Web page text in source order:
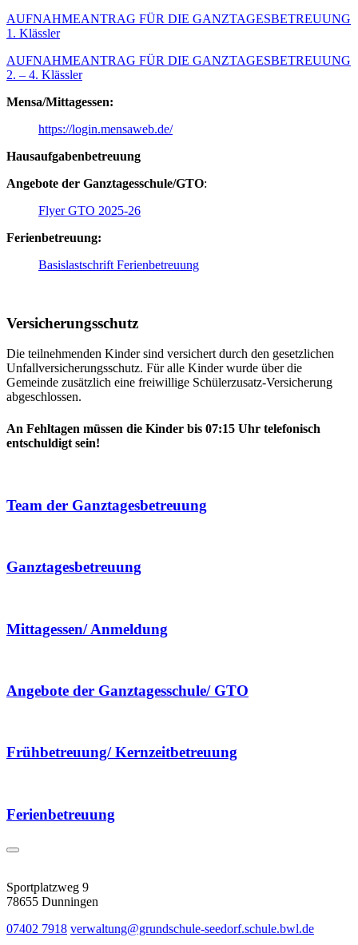
AUFNAHMEANTRAG FÜR DIE GANZTAGESBETREUUNG
1. Klässler
AUFNAHMEANTRAG FÜR DIE GANZTAGESBETREUUNG
2. – 4. Klässler
Mensa/Mittagessen:
https://login.mensaweb.de/
Hausaufgabenbetreuung
Angebote der Ganztagesschule/GTO:
Flyer GTO 2025-26
Ferienbetreuung:
Basislastschrift Ferienbetreuung
Versicherungsschutz
Die teilnehmenden Kinder sind versichert durch den gesetzlichen
Unfallversicherungsschutz. Für alle Kinder wurde über die
Gemeinde zusätzlich eine freiwillige Schülerzusatz-Versicherung
abgeschlossen.
An Fehltagen müssen die Kinder bis 07:15 Uhr telefonisch
entschuldigt sein!
Team der Ganztagesbetreuung
Ganztagesbetreuung
Mittagessen/ Anmeldung
Angebote der Ganztagesschule/ GTO
Frühbetreuung/ Kernzeitbetreuung
Ferienbetreuung
Sportplatzweg 9
78655 Dunningen
07402 7918 verwaltung@grundschule-seedorf.schule.bwl.de